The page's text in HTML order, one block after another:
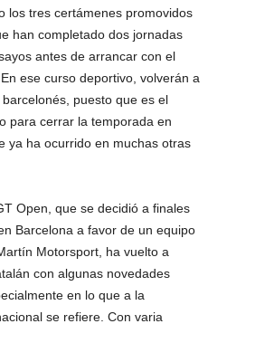
los tres certámenes promovidos
han completado dos jornadas
antes de arrancar con el
ese curso deportivo, volverán a
puesto que es el
para cerrar la temporada en
ya ha ocurrido en muchas otras
Open, que se decidió a finales
Barcelona a favor de un equipo
Motorsport, ha vuelto a
con algunas novedades
en lo que a la
se refiere. Con varia